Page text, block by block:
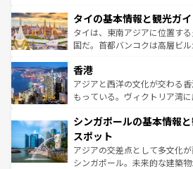
わってみてほしい
覧 を参照してほしい。
急速な発展と共に伝統が息づ
ーチミン市のフランス統治時
醸し出している。また、バラ
とつ。フォーやバインミー、ベ
ひ現地で味わいたい。どの地
が旅行者を迎えてくれるので
参照してほしい。
タイの基本情報と観光ガ
タイは、東南アジアに位置す
国だ。首都バンコクは高層ビ
の活気が交差している。北部で
帯で自然と触れ合い、南部で
いビーチでリゾート気分を楽
激する。気候は一年中温暖で
が待っている。親しみやすい
た文化、そして多様な観光資
ける。 なお、新着のタイ情報は
香港
アジアと西洋の文化が交わる
もっている。ヴィクトリア湾
み、どこを訪れても感動する
ており、効率よく見どころを
うな絶景から文化的な体験ま
そう。 なお、新着の香港情報は
シンガポールの基本情報
スポット
アジアの交差点として多文化
シンガポール。未来的な建築